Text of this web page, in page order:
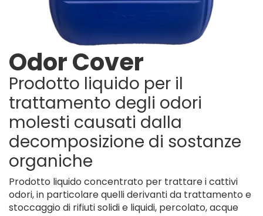
Odor Cover
Prodotto liquido per il
trattamento degli odori
molesti causati dalla
decomposizione di sostanze
organiche
Prodotto liquido concentrato per trattare i cattivi
odori, in particolare quelli derivanti da trattamento e
stoccaggio di rifiuti solidi e liquidi, percolato, acque